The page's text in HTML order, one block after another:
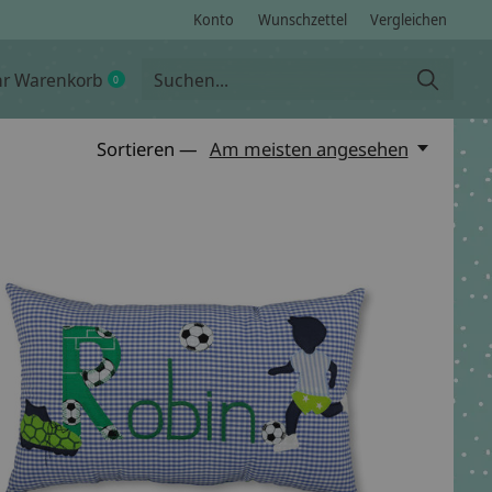
Konto Wunschzettel Vergleichen
Warenkorb 0items
Sortieren — Am meisten angesehen